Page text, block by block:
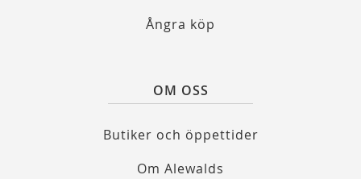
Ångra köp
OM OSS
Butiker och öppettider
Om Alewalds